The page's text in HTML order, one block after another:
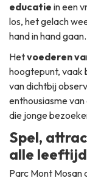
educatie in een
los, het gelach
hand in hand gaan.
Hetvoederen
hoogtepunt, vaak
van dichtbij
enthousiasme
die jonge
Spel,
alle
Parc Mont Mosan